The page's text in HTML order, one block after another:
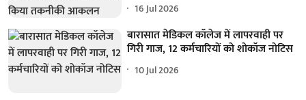
16 Jul 2026
बारासात मेडिकल कॉलेज में लापरवाही पर
गिरी गाज, 12 कर्मचारियों को शोकॉज नोटिस
10 Jul 2026